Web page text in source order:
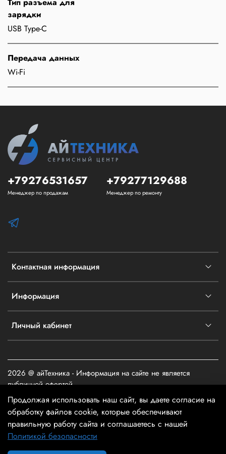
В корзину
Тип разъема для
зарядки
USB Type-C
Передача данных
Wi-Fi
Контактная информация
Информация
Личный кабинет
+79276531657
Менеджер по продажам
+79277129688
Менеджер по ремонту
2026 @ айТехника - Информация на сайте не является
публичной офертой
Продолжая использовать наш сайт, вы даете согласие на
обработку файлов cookie, которые обеспечивают
правильную работу сайта и соглашаетесь с нашей
Политикой безопасности